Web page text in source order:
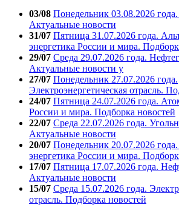
03/08 Понедельник 03.08.2026 года.
Актуальные новости
31/07 Пятница 31.07.2026 года.
энергетика России и мира.
29/07 Среда 29.07.2026 года.
Актуальные новости у
27/07 Понедельник 27.07.2026 года.
Электроэнергетическая отрасль.
24/07 Пятница 24.07.2026 года.
России и мира. Подборка новостей
22/07 Среда 22.07.2026 года.
Актуальные новости
20/07 Понедельник 20.07.2026
энергетика России и мира.
17/07 Пятница 17.07.2026 года.
Актуальные новости
15/07 Среда 15.07.2026 года.
отрасль. Подборка новостей